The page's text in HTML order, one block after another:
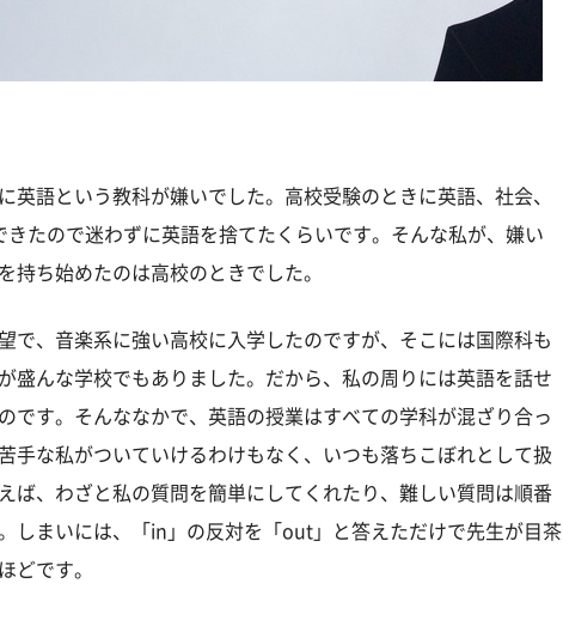
英語という教科が嫌いでした。高校受験のときに英語、社会、
きたので迷わずに英語を捨てたくらいです。そんな私が、嫌い
持ち始めたのは高校のときでした。
で、音楽系に強い高校に入学したのですが、そこには国際科も
盛んな学校でもありました。だから、私の周りには英語を話せ
です。そんななかで、英語の授業はすべての学科が混ざり合っ
手な私がついていけるわけもなく、いつも落ちこぼれとして扱
ば、わざと私の質問を簡単にしてくれたり、難しい質問は順番
まいには、「in」の反対を「out」と答えただけで先生が目茶
どです。